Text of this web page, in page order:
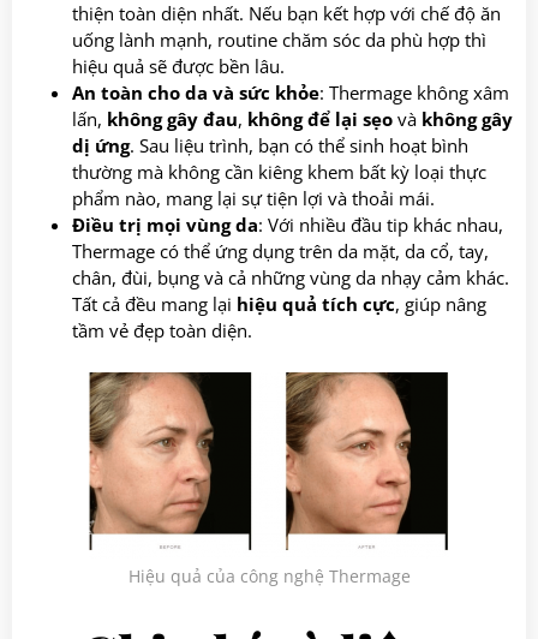
thiện toàn diện nhất. Nếu bạn kết hợp với chế độ ăn
uống lành mạnh, routine chăm sóc da phù hợp thì
hiệu quả sẽ được bền lâu.
An toàn cho da và sức khỏe: Thermage không xâm
lấn, không gây đau, không để lại sẹo và không gây
dị ứng. Sau liệu trình, bạn có thể sinh hoạt bình
thường mà không cần kiêng khem bất kỳ loại thực
phẩm nào, mang lại sự tiện lợi và thoải mái.
Điều trị mọi vùng da: Với nhiều đầu tip khác nhau,
Thermage có thể ứng dụng trên da mặt, da cổ, tay,
chân, đùi, bụng và cả những vùng da nhạy cảm khác.
Tất cả đều mang lại hiệu quả tích cực, giúp nâng
tầm vẻ đẹp toàn diện.
Hiệu quả của công nghệ Thermage